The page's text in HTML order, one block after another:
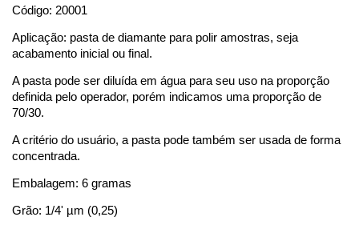
Código: 20001
Aplicação: pasta de diamante para polir amostras, seja
acabamento inicial ou final.
A pasta pode ser diluída em água para seu uso na proporção
definida pelo operador, porém indicamos uma proporção de
70/30.
A critério do usuário, a pasta pode também ser usada de forma
concentrada.
Embalagem: 6 gramas
Grão: 1/4' µm (0,25)